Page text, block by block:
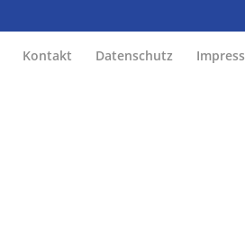
Kontakt Datenschutz